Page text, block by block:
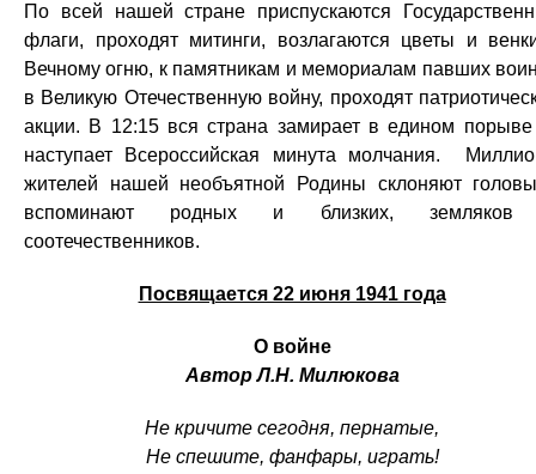
По всей нашей стране приспускаются
флаги, проходят митинги, возлагаются цветы и
Вечному огню, к памятникам и мемориалам павших
в Великую Отечественную войну, проходят
акции. В 12:15 вся страна замирает в едином
наступает Всероссийская минута молчания.
жителей нашей необъятной Родины склоняют
вспоминают родных и близких,
соотечественников.
Посвящается 22 июня 1941 года
О войне
Автор Л.Н. Милюкова
Не кричите сегодня, пернатые,
Не спешите, фанфары, играть!